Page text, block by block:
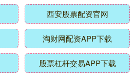
西安股票配资官网
淘财网配资APP下载
股票杠杆交易APP下载